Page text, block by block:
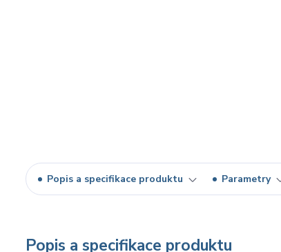
Popis a specifikace produktu Parametry
Popis a specifikace produktu